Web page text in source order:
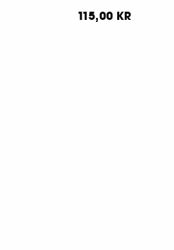
115,00 KR